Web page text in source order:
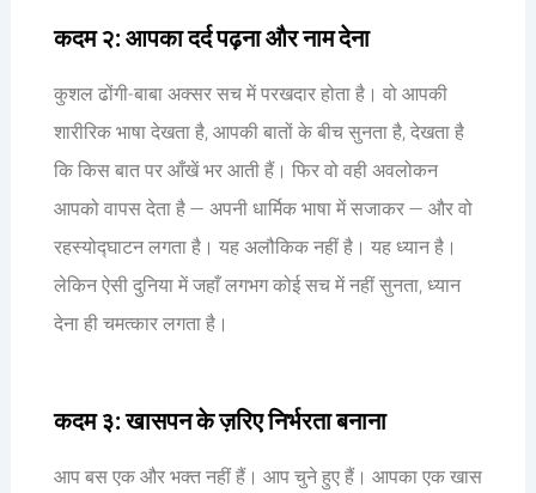
कदम २: आपका दर्द पढ़ना और नाम देना
कुशल ढोंगी-बाबा अक्सर सच में परखदार होता है। वो आपकी
शारीरिक भाषा देखता है, आपकी बातों के बीच सुनता है, देखता है
कि किस बात पर आँखें भर आती हैं। फिर वो वही अवलोकन
आपको वापस देता है — अपनी धार्मिक भाषा में सजाकर — और वो
रहस्योद्घाटन लगता है। यह अलौकिक नहीं है। यह ध्यान है।
लेकिन ऐसी दुनिया में जहाँ लगभग कोई सच में नहीं सुनता, ध्यान
देना ही चमत्कार लगता है।
कदम ३: खासपन के ज़रिए निर्भरता बनाना
आप बस एक और भक्त नहीं हैं। आप चुने हुए हैं। आपका एक खास